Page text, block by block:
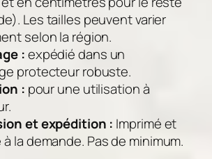
Les tailles peuvent varier
selon la région.
:expédié dans un
protecteur robuste.
: pour une utilisation à
et expédition : Imprimé et
la demande. Pas de minimum.